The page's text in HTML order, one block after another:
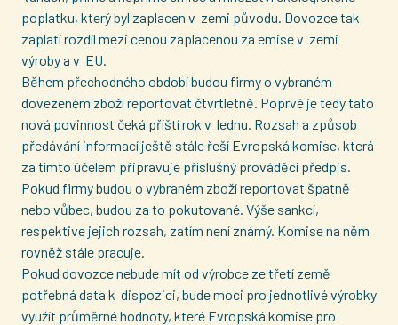
poplatku, který byl zaplacen v zemi původu. Dovozce tak
zaplatí rozdíl mezi cenou zaplacenou za emise v zemi
výroby a v EU.
Během přechodného období budou firmy o vybraném
dovezeném zboží reportovat čtvrtletně. Poprvé je tedy tato
nová povinnost čeká příští rok v lednu. Rozsah a způsob
předávání informací ještě stále řeší Evropská komise, která
za tímto účelem připravuje příslušný prováděcí předpis.
Pokud firmy budou o vybraném zboží reportovat špatně
nebo vůbec, budou za to pokutované. Výše sankcí,
respektive jejich rozsah, zatím není známý. Komise na něm
rovněž stále pracuje.
Pokud dovozce nebude mít od výrobce ze třetí země
potřebná data k dispozici, bude moci pro jednotlivé výrobky
využít průměrné hodnoty, které Evropská komise pro